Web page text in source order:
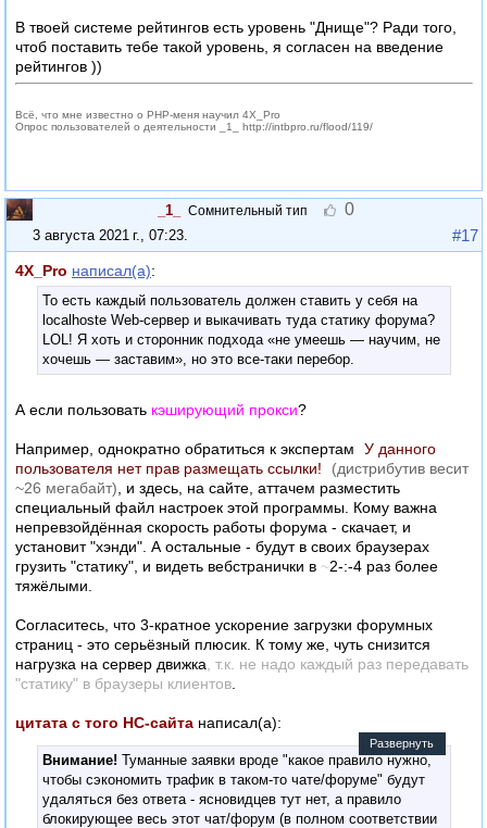
В твоей системе рейтингов есть уровень "Днище"? Ради того,
чтоб поставить тебе такой уровень, я согласен на введение
рейтингов ))
Всё, что мне известно о PHP-меня научил 4X_Pro
Опрос пользователей о деятельности _1_ http://intbpro.ru/flood/119/
_1_ Сомнительный тип 0
3 августа 2021 г., 07:23. #17
4X_Pro написал(а):
То есть каждый пользователь должен ставить у себя на
localhostе Web-сервер и выкачивать туда статику форума?
LOL! Я хоть и сторонник подхода «не умеешь — научим, не
хочешь — заставим», но это все-таки перебор.
А если пользовать кэширующий прокси?
Например, однократно обратиться к экспертам
У данного
пользователя нет прав размещать ссылки!
(дистрибутив весит
~26 мегабайт), и здесь, на сайте, аттачем разместить
специальный файл настроек этой программы. Кому важна
непревзойдённая скорость работы форума - скачает, и
установит "хэнди". А остальные - будут в своих браузерах
грузить "статику", и видеть вебстранички в ~2-:-4 раз более
тяжёлыми.
Согласитесь, что 3-кратное ускорение загрузки форумных
страниц - это серьёзный плюсик. К тому же, чуть снизится
нагрузка на сервер движка, т.к. не надо каждый раз передавать
"статику" в браузеры клиентов.
цитата с того HC-сайта написал(а):
Развернуть
Внимание! Туманные заявки вроде "какое правило нужно,
чтобы сэкономить трафик в таком-то чате/форуме" будут
удаляться без ответа - ясновидцев тут нет, а правило
блокирующее весь этот чат/форум (в полном соответствии